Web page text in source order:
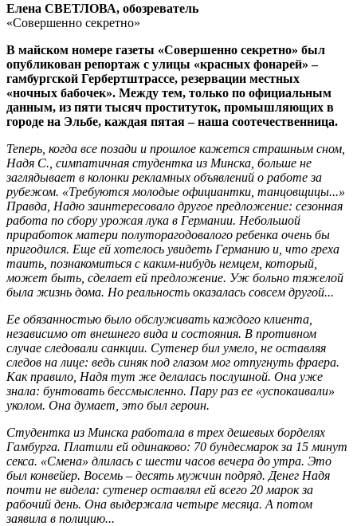
Елена СВЕТЛОВА, обозреватель
«Совершенно секретно»
В майском номере газеты «Совершенно секретно» был
опубликован репортаж с улицы «красных фонарей» –
гамбургской Гербертштрассе, резервации местных
«ночных бабочек». Между тем, только по официальным
данным, из пяти тысяч проституток, промышляющих в
городе на Эльбе, каждая пятая – наша соотечественница.
Теперь, когда все позади и прошлое кажется страшным сном,
Надя С., симпатичная студентка из Минска, больше не
заглядывает в колонки рекламных объявлений о работе за
рубежом. «Требуются молодые официантки, танцовщицы...»
Правда, Надю заинтересовало другое предложение: сезонная
работа по сбору урожая лука в Германии. Небольшой
приработок матери полуторагодовалого ребенка очень бы
пригодился. Еще ей хотелось увидеть Германию и, что греха
таить, познакомиться с каким-нибудь немцем, который,
может быть, сделает ей предложение. Уж больно тяжелой
была жизнь дома. Но реальность оказалась совсем другой...
Ее обязанностью было обслуживать каждого клиента,
независимо от внешнего вида и состояния. В противном
случае следовали санкции. Сутенер бил умело, не оставляя
следов на лице: ведь синяк под глазом мог отпугнуть фраера.
Как правило, Надя тут же делалась послушной. Она уже
знала: бунтовать бессмысленно. Пару раз ее «успокаивали»
уколом. Она думает, это был героин.
Студентка из Минска работала в трех дешевых борделях
Гамбурга. Платили ей одинаково: 70 бундесмарок за 15 минут
секса. «Смена» длилась с шести часов вечера до утра. Это
был конвейер. Восемь – десять мужчин подряд. Денег Надя
почти не видела: сутенер оставлял ей всего 20 марок за
рабочий день. Она выдержала четыре месяца. А потом
заявила в полицию...